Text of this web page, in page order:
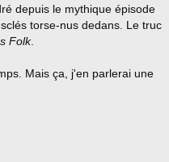
depuis le mythique épisode
torse-nus dedans. Le truc
Folk.
Mais ça, j'en parlerai une